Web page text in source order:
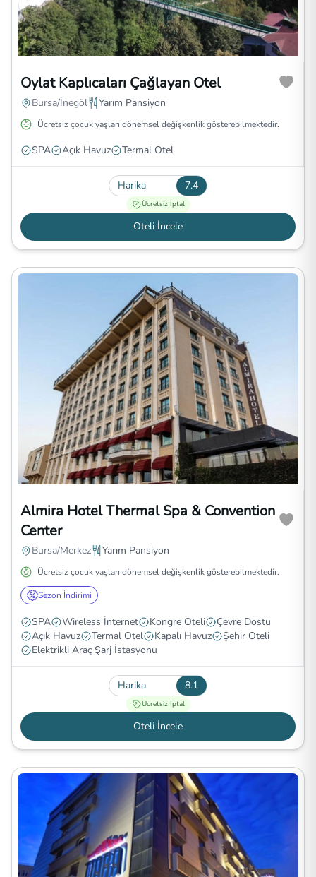
Oylat Kaplıcaları Çağlayan Otel
Bursa/İnegöl Yarım Pansiyon
Ücretsiz çocuk yaşları dönemsel değişkenlik gösterebilmektedir.
SPA Açık Havuz Termal Otel
Harika 7.4
Ücretsiz İptal
Oteli İncele
Almira Hotel Thermal Spa & Convention
Center
Bursa/Merkez Yarım Pansiyon
Ücretsiz çocuk yaşları dönemsel değişkenlik gösterebilmektedir.
Sezon İndirimi
SPA Wireless İnternet Kongre Oteli
Çevre Dostu
Açık Havuz
Termal Otel Kapalı Havuz
Şehir Oteli
Elektrikli Araç Şarj İstasyonu
Harika 8.1
Ücretsiz İptal
Oteli İncele